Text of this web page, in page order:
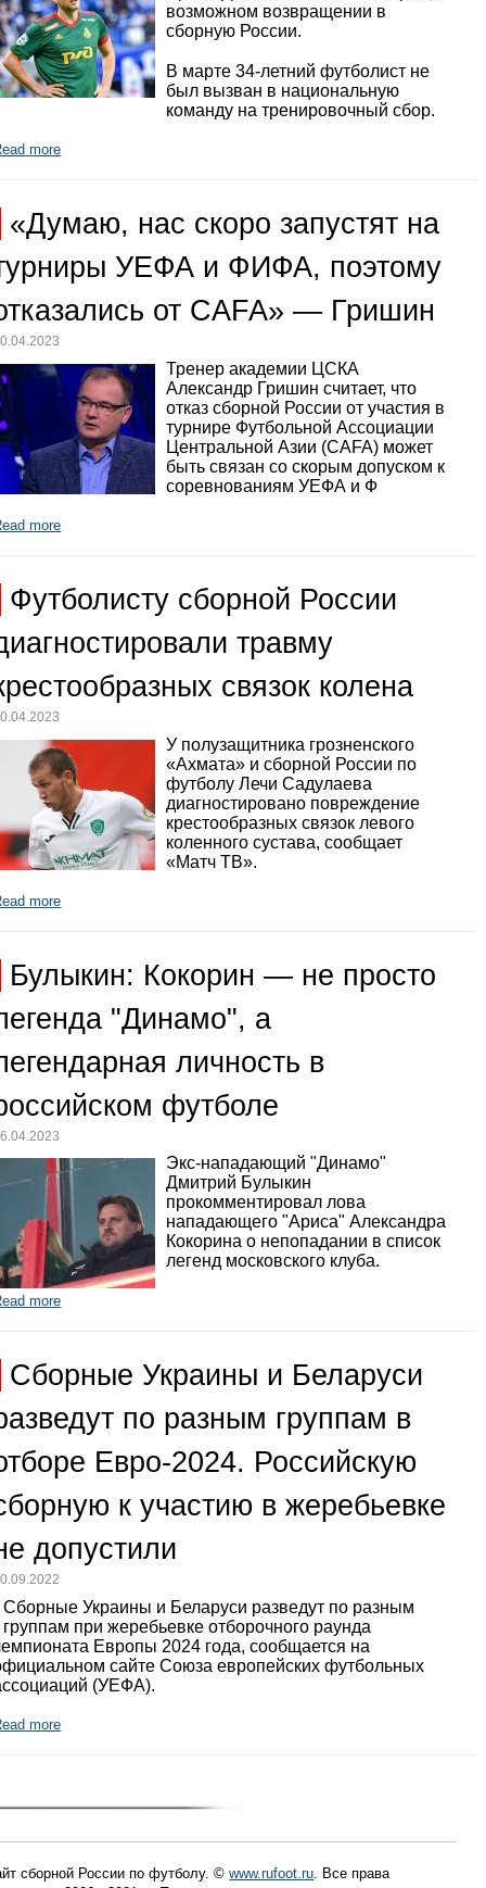
возможном возвращении в
сборную России.
В марте 34-летний футболист не
был вызван в национальную
команду на тренировочный сбор.
more
«Думаю, нас скоро запустят на
УЕФА и ФИФА, поэтому
от CAFA» — Гришин
Тренер академии ЦСКА
Александр Гришин считает, что
отказ сборной России от участия в
турнире Футбольной Ассоциации
Центральной Азии (CAFA) может
быть связан со скорым допуском к
соревнованиям УЕФА и Ф
more
Футболисту сборной России
травму
связок колена
У полузащитника грозненского
«Ахмата» и сборной России по
футболу Лечи Садулаева
диагностировано повреждение
крестообразных связок левого
коленного сустава, сообщает
«Матч ТВ».
more
Булыкин: Кокорин — не просто
"Динамо", а
личность в
футболе
Экс-нападающий "Динамо"
Дмитрий Булыкин
прокомментировал лова
нападающего "Ариса" Александра
Кокорина о непопадании в список
легенд московского клуба.
more
Сборные Украины и Беларуси
по разным группам в
Евро-2024. Российскую
к участию в жеребьевке
допустили
Сборные Украины и Беларуси разведут по разным
группам при жеребьевке отборочного раунда
Европы 2024 года, сообщается на
сайте Союза европейских футбольных
(УЕФА).
more
сборной России по футболу. ©www.rufoot.ru. Все права